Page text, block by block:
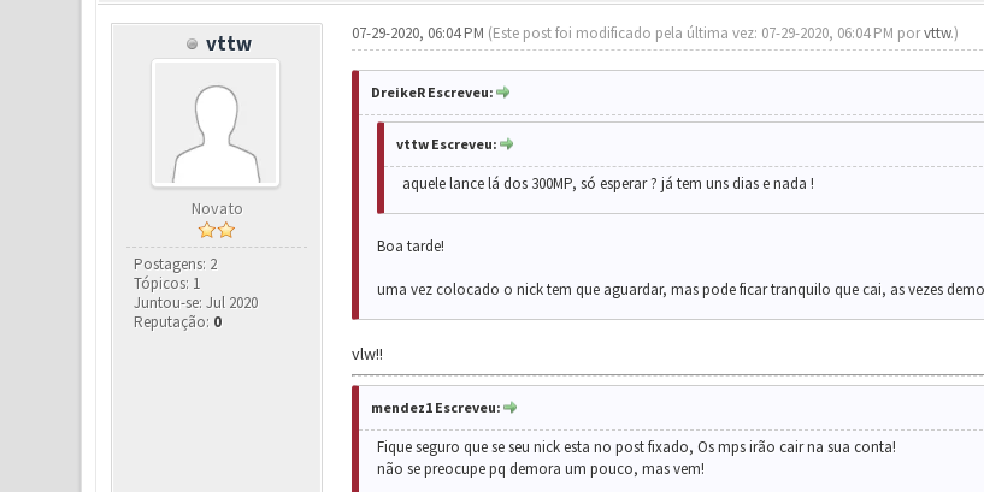
vttw
Novato
Postagens: 2
Tópicos: 1
Juntou-se: Jul 2020
Reputação: 0
07-29-2020, 06:04 PM (Este post foi modificado pela última vez: 07-29-2020, 06:04 PM porvttw.)
DreikeR Escreveu:
vttw Escreveu:
aquele lance lá dos 300MP, só esperar ? já tem uns dias e nada !
Boa tarde!
uma vez colocado o nick tem que aguardar, mas pode ficar tranquilo que cai, as vezes
vlw!!
mendez1 Escreveu:
Fique seguro que se seu nick esta no post fixado, Os mps irão cair na sua conta!
não se preocupe pq demora um pouco, mas vem!